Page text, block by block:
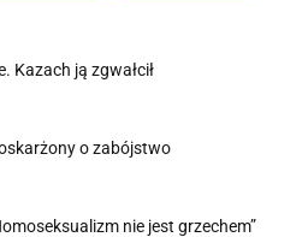
Kazach ją zgwałcił
o zabójstwo
nie jest grzechem”